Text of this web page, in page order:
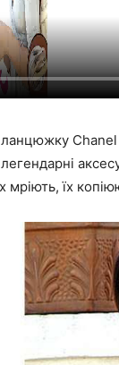
ланцюжку
мріють, їх